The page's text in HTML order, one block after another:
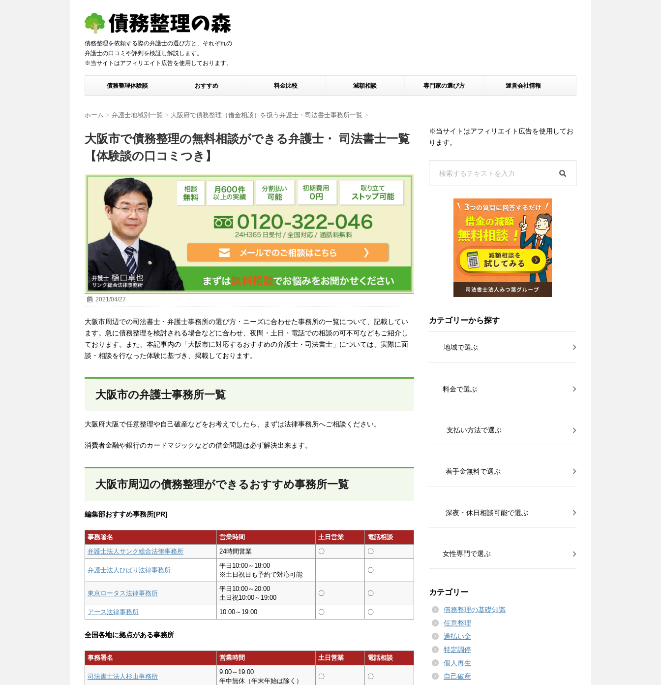
債務整理を依頼する際の弁護士の選び方と、それぞれの
弁護士の口コミや評判を検証し解説します。
※当サイトはアフィリエイト広告を使用しております。
債務整理体験談 おすすめ 料金比較 減額相談 専門家の選び方 運営会社情報
ホーム > 弁護士地域別一覧 > 大阪府で債務整理（借金相談）を扱う弁護士・司法書士事務所一覧 >
大阪市で債務整理の無料相談ができる弁護士・ 司法書士一覧
【体験談の口コミつき】
2021/04/27
大阪市周辺での司法書士・弁護士事務所の選び方・ニーズに合わせた事務所の一覧について、記載してい
ます。急に債務整理を検討される場合などに合わせ、夜間・土日・電話での相談の可不可などもご紹介し
ております。また、本記事内の「大阪市に対応するおすすめの弁護士・司法書士」については、実際に面
談・相談を行なった体験に基づき、掲載しております。
大阪市の弁護士事務所一覧
大阪府大阪で任意整理や自己破産などをお考えでしたら、まずは法律事務所へご相談ください。
消費者金融や銀行のカードマジックなどの借金問題は必ず解決出来ます。
大阪市周辺の債務整理ができるおすすめ事務所一覧
編集部おすすめ事務所[PR]
事務署名 営業時間 土日営業
電話相談
弁護士法人サンク総合法律事務所
24時間営業 〇 〇
弁護士法人ひばり法律事務所
平日10:00～18:00
※土日祝日も予約で対応可能
〇
東京ロータス法律事務所
平日10:00～20:00
土日祝10:00～19:00
〇 〇
アース法律事務所 10:00～19:00 〇 〇
全国各地に拠点がある事務所
事務署名 営業時間 土日営業 電話相談
司法書士法人杉山事務所
9:00～19:00
年中無休（年末年始は除く）
〇 〇
※当サイトはアフィリエイト広告を使用してお
ります。
カテゴリーから探す
地域で選ぶ
料金で選ぶ
支払い方法で選ぶ
着手金無料で選ぶ
深夜・休日相談可能で選ぶ
女性専門で選ぶ
カテゴリー
債務整理の基礎知識
任意整理
過払い金
特定調停
個人再生
自己破産